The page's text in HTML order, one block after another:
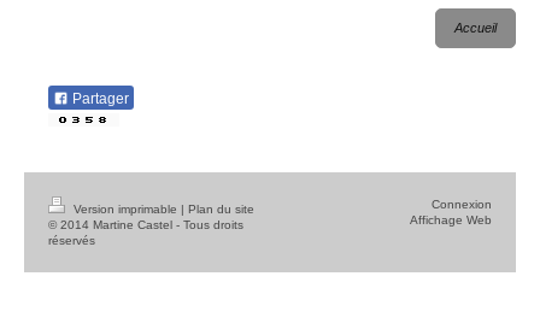
Accueil
Partager
Version imprimable | Plan du site
© 2014 Martine Castel - Tous droits
réservés
Connexion
Affichage Web